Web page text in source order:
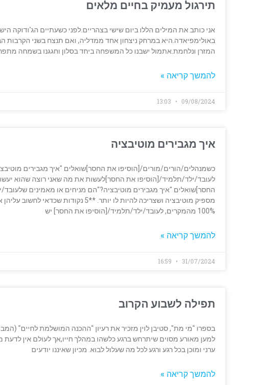
תירגול מעמיק בחיים מלאים
אני כותב את המילים הללו ביום שישי בצהריים.לפני כשעתיים הג'ודוקה
באולימפיאדה.היא במרחק ניצחון אחד ממדליה, ואם תנצח בשני הקרבות
המזרן ונלחמת.אתמול ישבנו כל המשפחה ביחד בסלון וחגגנו בשמחה
להמשך קריאה »
09/08/2024
איך מגבירים מוטיבציה
כשמנהלים/הורים/מורים/[הוסיפו את החסר]שואלים "איך מגבירים
לעובד/ילד/תלמיד/[הוסיפו את החסר]לעשות את מה שאני רוצה שהוא
החסר]שואלים "איך מגבירים מוטיבציה?"הם מניחים או מאמינים
100% מהמקרים, לעובד/ילד/תלמיד/[הוסיפו את החסר] יש
להמשך קריאה »
31/07/2024
תפילה לשבוע הקרוב
בספרו "מי מת", סטיבן לוין מזכיר את רעיון "ההכנה המושלמת לחיים"
למען מאורע מסוים שיתרחש ברגע כלשהו במהלך חייו,אך לעולם אין
ערני ומוכן בכל רגע ורגע לכל מה שעלול לבוא. מכיון שאיננו יודעים
להמשך קריאה »